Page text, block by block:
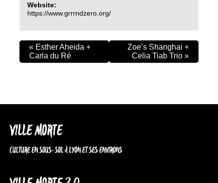
Website:
https://www.grrrndzero.org/
« Esther Aheida +
Carla du Ré
Zoe’s Shanghai +
Celia Tiab Trio »
VILLE MORTE
CULTURE EN SOUS-SOL À LYON ET SES ENVIRONS